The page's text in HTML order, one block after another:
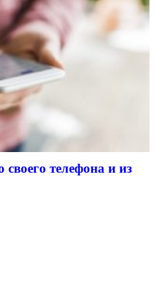
телефона и из